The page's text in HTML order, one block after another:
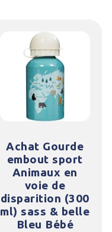
Achat Gourde
embout sport
Animaux en
voie de
disparition (300
ml) sass & belle
Bleu Bébé